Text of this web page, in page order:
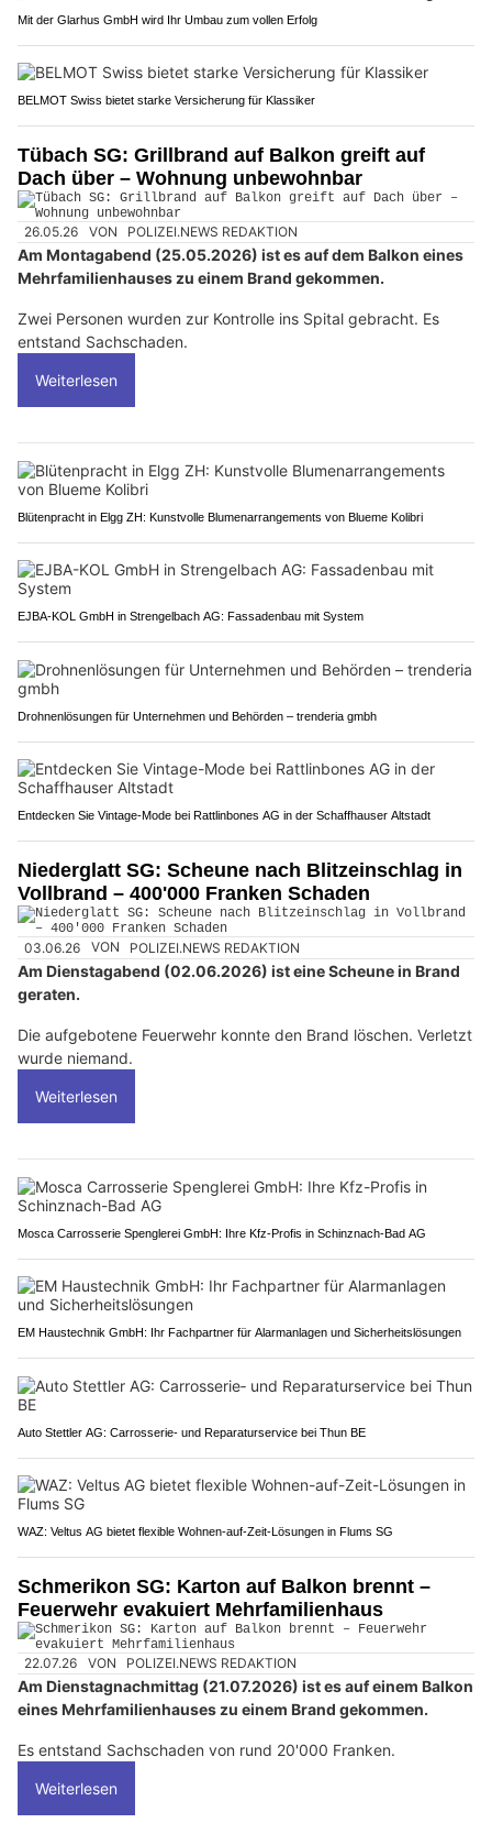
Mit der Glarhus GmbH wird Ihr Umbau zum vollen Erfolg
BELMOT Swiss bietet starke Versicherung für Klassiker
Tübach SG: Grillbrand auf Balkon greift auf
Dach über – Wohnung unbewohnbar
26.05.26 VON POLIZEI.NEWS REDAKTION
Am Montagabend (25.05.2026) ist es auf dem Balkon eines
Mehrfamilienhauses zu einem Brand gekommen.
Zwei Personen wurden zur Kontrolle ins Spital gebracht. Es
entstand Sachschaden.
Weiterlesen
Blütenpracht in Elgg ZH: Kunstvolle Blumenarrangements von Blueme Kolibri
EJBA-KOL GmbH in Strengelbach AG: Fassadenbau mit System
Drohnenlösungen für Unternehmen und Behörden – trenderia gmbh
Entdecken Sie Vintage-Mode bei Rattlinbones AG in der Schaffhauser Altstadt
Niederglatt SG: Scheune nach Blitzeinschlag in
Vollbrand – 400'000 Franken Schaden
03.06.26 VON POLIZEI.NEWS REDAKTION
Am Dienstagabend (02.06.2026) ist eine Scheune in Brand
geraten.
Die aufgebotene Feuerwehr konnte den Brand löschen. Verletzt
wurde niemand.
Weiterlesen
Mosca Carrosserie Spenglerei GmbH: Ihre Kfz-Profis in Schinznach-Bad AG
EM Haustechnik GmbH: Ihr Fachpartner für Alarmanlagen und Sicherheitslösungen
Auto Stettler AG: Carrosserie‑ und Reparaturservice bei Thun BE
WAZ: Veltus AG bietet flexible Wohnen-auf-Zeit-Lösungen in Flums SG
Schmerikon SG: Karton auf Balkon brennt –
Feuerwehr evakuiert Mehrfamilienhaus
22.07.26 VON POLIZEI.NEWS REDAKTION
Am Dienstagnachmittag (21.07.2026) ist es auf einem Balkon
eines Mehrfamilienhauses zu einem Brand gekommen.
Es entstand Sachschaden von rund 20'000 Franken.
Weiterlesen